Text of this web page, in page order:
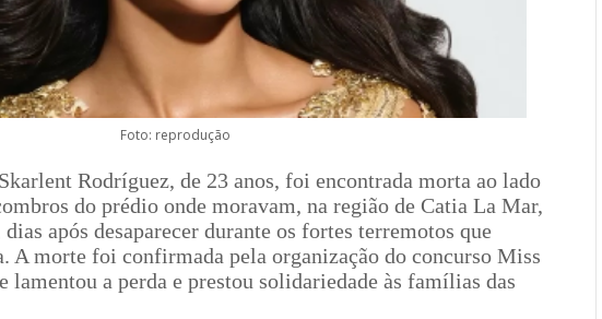
Foto: reprodução
Rodríguez, de 23 anos, foi encontrada morta ao lado
do prédio onde moravam, na região de Catia La Mar,
após desaparecer durante os fortes terremotos que
A morte foi confirmada pela organização do concurso Miss
lamentou a perda e prestou solidariedade às famílias das